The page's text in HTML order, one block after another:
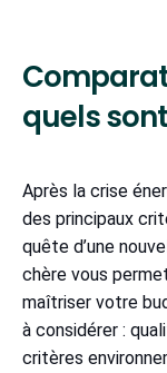
quels
Après la crise
des principaux
quête d’une
chère vous
maîtriser votre
à considérer :
critères